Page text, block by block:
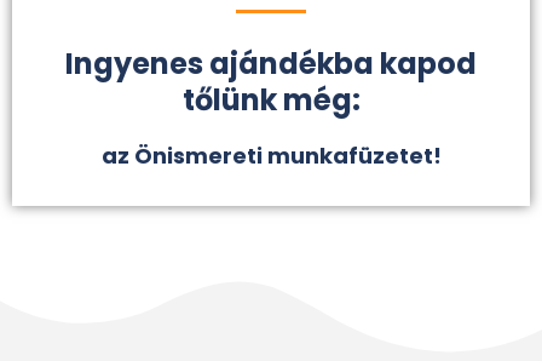
Ingyenes ajándékba kapod
tőlünk még:
az Önismereti munkafüzetet!